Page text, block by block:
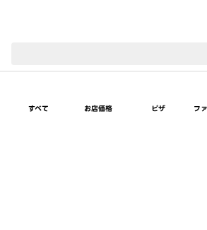
すべて お店価格 ピザ フ